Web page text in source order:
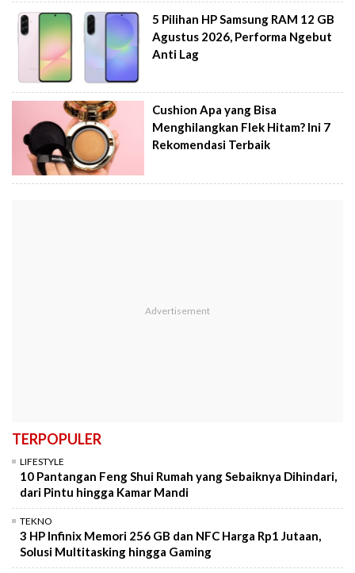
5 Pilihan HP Samsung RAM 12 GB
Agustus 2026, Performa Ngebut
Anti Lag
Cushion Apa yang Bisa
Menghilangkan Flek Hitam? Ini 7
Rekomendasi Terbaik
TERPOPULER
LIFESTYLE
10 Pantangan Feng Shui Rumah yang Sebaiknya Dihindari,
dari Pintu hingga Kamar Mandi
TEKNO
3 HP Infinix Memori 256 GB dan NFC Harga Rp1 Jutaan,
Solusi Multitasking hingga Gaming